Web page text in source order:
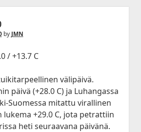
by JMN
/ +13.7 C
välipäivä.
päivä (+28.0 C) ja Luhangassa
Suomessa mitattu virallinen
+29.0 C, jota petrattiin
heti seuraavana päivänä.